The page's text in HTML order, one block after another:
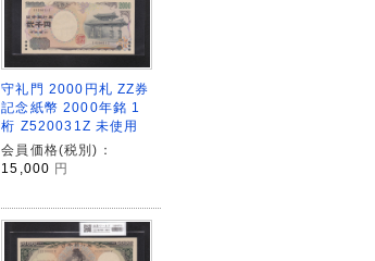
守礼門 2000円札 ZZ券
記念紙幣 2000年銘 1
桁 Z520031Z 未使用
会員価格(税別)：
15,000 円